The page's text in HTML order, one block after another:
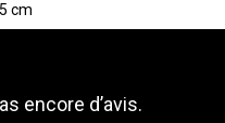
cm
encore d’avis.